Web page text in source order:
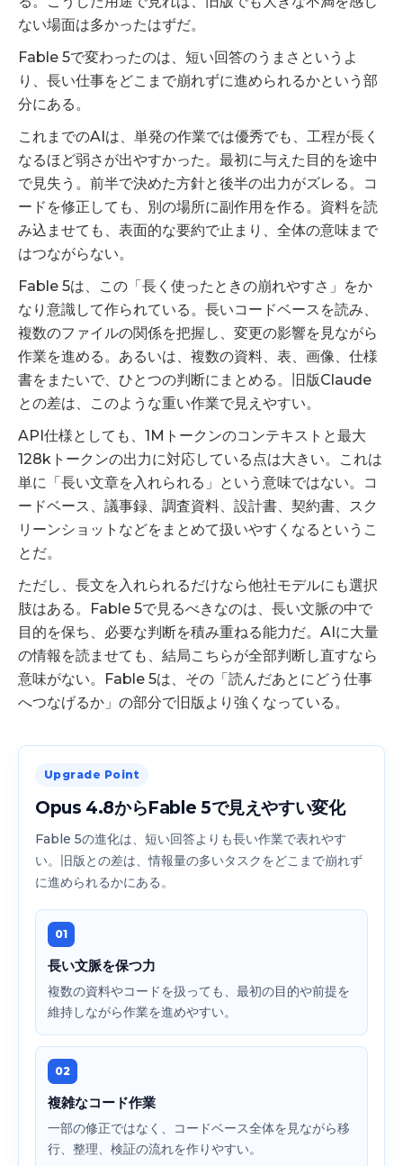
ない場面は多かったはずだ。
Fable 5で変わったのは、短い回答のうまさというよ
り、長い仕事をどこまで崩れずに進められるかという部
分にある。
これまでのAIは、単発の作業では優秀でも、工程が長く
なるほど弱さが出やすかった。最初に与えた目的を途中
で見失う。前半で決めた方針と後半の出力がズレる。コ
ードを修正しても、別の場所に副作用を作る。資料を読
み込ませても、表面的な要約で止まり、全体の意味まで
はつながらない。
Fable 5は、この「長く使ったときの崩れやすさ」をか
なり意識して作られている。長いコードベースを読み、
複数のファイルの関係を把握し、変更の影響を見ながら
作業を進める。あるいは、複数の資料、表、画像、仕様
書をまたいで、ひとつの判断にまとめる。旧版Claude
との差は、このような重い作業で見えやすい。
API仕様としても、1Mトークンのコンテキストと最大
128kトークンの出力に対応している点は大きい。これは
単に「長い文章を入れられる」という意味ではない。コ
ードベース、議事録、調査資料、設計書、契約書、スク
リーンショットなどをまとめて扱いやすくなるというこ
とだ。
ただし、長文を入れられるだけなら他社モデルにも選択
肢はある。Fable 5で見るべきなのは、長い文脈の中で
目的を保ち、必要な判断を積み重ねる能力だ。AIに大量
の情報を読ませても、結局こちらが全部判断し直すなら
意味がない。Fable 5は、その「読んだあとにどう仕事
へつなげるか」の部分で旧版より強くなっている。
Upgrade Point
Opus 4.8からFable 5で見えやすい変化
Fable 5の進化は、短い回答よりも長い作業で表れやす
い。旧版との差は、情報量の多いタスクをどこまで崩れず
に進められるかにある。
01
長い文脈を保つ力
複数の資料やコードを扱っても、最初の目的や前提を
維持しながら作業を進めやすい。
02
複雑なコード作業
一部の修正ではなく、コードベース全体を見ながら移
行、整理、検証の流れを作りやすい。